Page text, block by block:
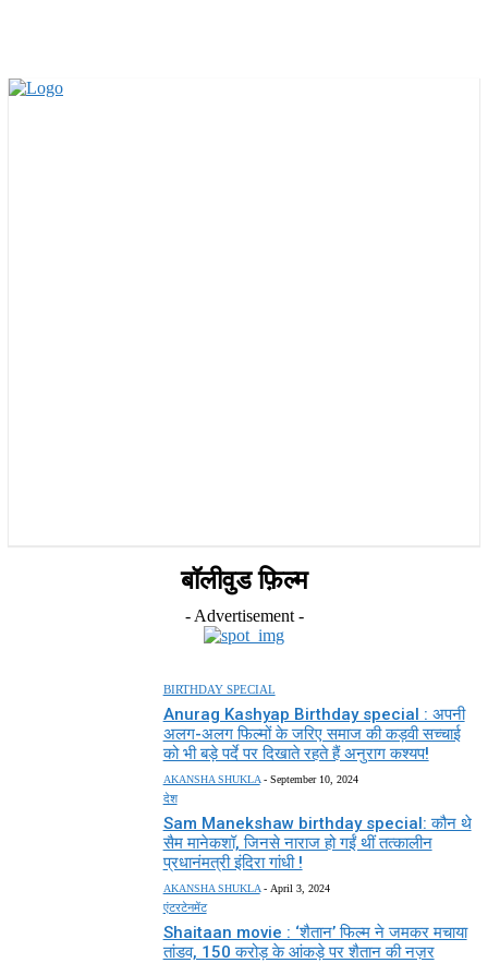
बॉलीवुड फ़िल्म
- Advertisement -
BIRTHDAY SPECIAL
Anurag Kashyap Birthday special : अपनी
अलग-अलग फिल्मों के जरिए समाज की कड़वी सच्चाई
को भी बड़े पर्दे पर दिखाते रहते हैं अनुराग कश्यप!
AKANSHA SHUKLA - September 10, 2024
देश
Sam Manekshaw birthday special: कौन थे
सैम मानेकशॉ, जिनसे नाराज हो गईं थीं तत्कालीन
प्रधानंमत्री इंदिरा गांधी !
AKANSHA SHUKLA - April 3, 2024
एंटरटेनमेंट
Shaitaan movie : ‘शैतान’ फिल्म ने जमकर मचाया
तांडव, 150 करोड़ के आंकड़े पर शैतान की नज़र